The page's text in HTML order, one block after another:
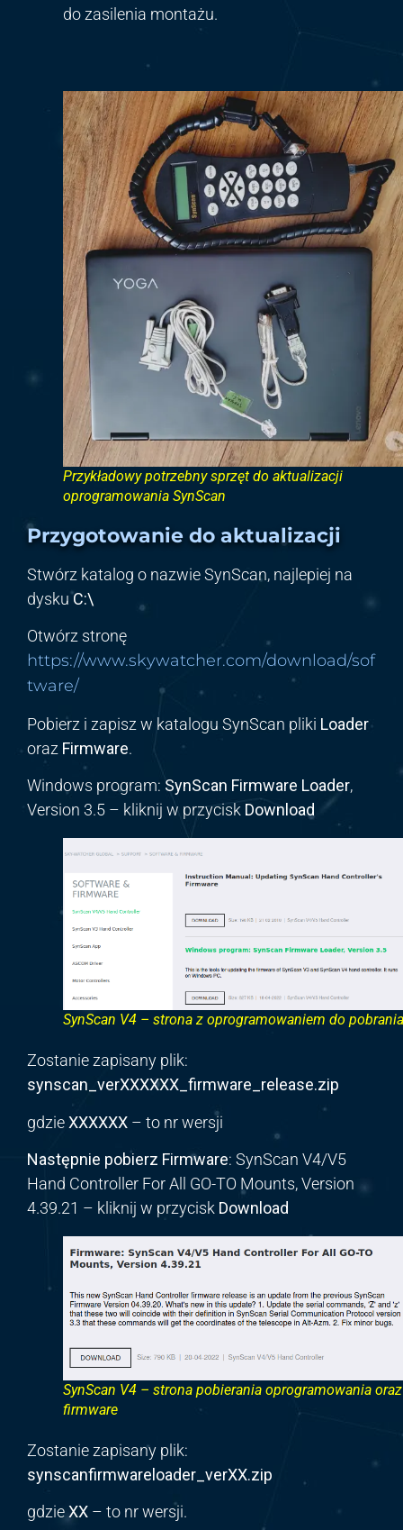
do zasilenia montażu.
Przykładowy potrzebny sprzęt do aktualizacji
oprogramowania SynScan
Przygotowanie do aktualizacji
Stwórz katalog o nazwie SynScan, najlepiej na
dyskuC:\
Otwórz stronę
https://www.skywatcher.com/download/sof
tware/
Pobierz i zapisz w katalogu SynScan pliki Loader
oraz Firmware.
Windows program: SynScan Firmware Loader,
Version 3.5 – kliknij w przycisk Download
SynScan V4 – strona z oprogramowaniem do pobrania
Zostanie zapisany plik:
synscan_verXXXXXX_firmware_release.zip
gdzieXXXXXX – to nr wersji
Następnie pobierz Firmware: SynScan V4/V5
Hand Controller For All GO-TO Mounts, Version
4.39.21 – kliknij w przycisk Download
SynScan V4 – strona pobierania oprogramowania oraz
firmware
Zostanie zapisany plik:
synscanfirmwareloader_verXX.zip
gdzieXX – to nr wersji.